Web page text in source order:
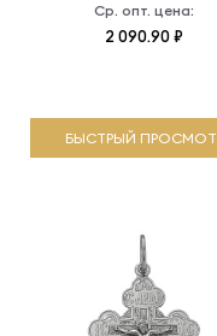
Ср. опт. цена:
2 090.90 ₽
БЫСТРЫЙ